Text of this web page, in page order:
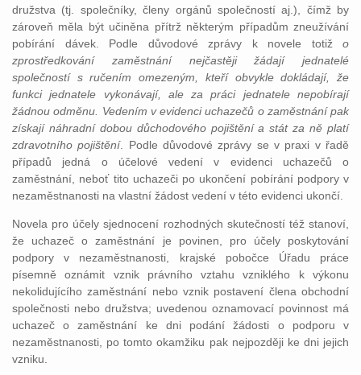
družstva (tj. společníky, členy orgánů společností aj.), čímž by
zároveň měla být učiněna přítrž některým případům zneužívání
pobírání dávek. Podle důvodové zprávy k novele totiž o
zprostředkování zaměstnání nejčastěji žádají jednatelé
společností s ručením omezeným, kteří obvykle dokládají, že
funkci jednatele vykonávají, ale za práci jednatele nepobírají
žádnou odměnu. Vedením v evidenci uchazečů o zaměstnání pak
získají náhradní dobou důchodového pojištění a stát za ně platí
zdravotního pojištění. Podle důvodové zprávy se v praxi v řadě
případů jedná o účelové vedení v evidenci uchazečů o
zaměstnání, neboť tito uchazeči po ukončení pobírání podpory v
nezaměstnanosti na vlastní žádost vedení v této evidenci ukončí.
Novela pro účely sjednocení rozhodných skutečností též stanoví,
že uchazeč o zaměstnání je povinen, pro účely poskytování
podpory v nezaměstnanosti, krajské pobočce Úřadu práce
písemně oznámit vznik právního vztahu vzniklého k výkonu
nekolidujícího zaměstnání nebo vznik postavení člena obchodní
společnosti nebo družstva; uvedenou oznamovací povinnost má
uchazeč o zaměstnání ke dni podání žádosti o podporu v
nezaměstnanosti, po tomto okamžiku pak nejpozději ke dni jejich
vzniku.